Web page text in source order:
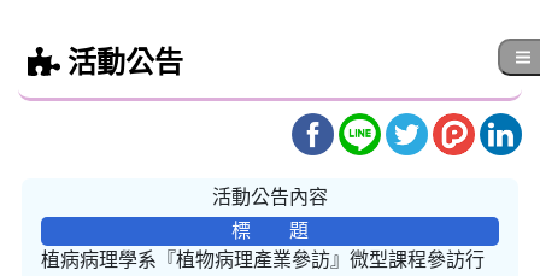
活動公告
活動公告內容
標 題
植病病理學系『植物病理產業參訪』微型課程參訪行